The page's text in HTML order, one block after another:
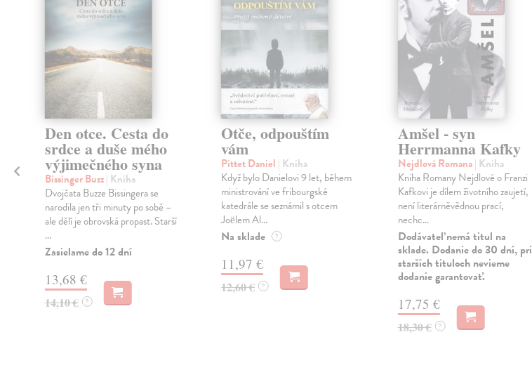
Den otce. Cesta do
srdce a duše mého
výjimečného syna
Bissinger Buzz| Kniha
Dvojčata Buzze Bissingera se
narodila jen tři minuty po sobě –
ale dělí je obrovská propast. Starší
...
Zasielame do 12 dní
13,68 €
14,10 € ?
Otče, odpouštím
vám
Pittet Daniel | Kniha
Když bylo Danielovi 9 let, během
ministrování ve fribourgské
katedrále se seznámil s otcem
Joëlem Al...
Na sklade ?
11,97 €
12,60 € ?
Amšel - syn
Herrmanna Kafky
Nejdlová Romana| Kniha
Kniha Romany Nejdlové o Franzi
Kafkovi je dílem životního zaujetí,
není literárněvědnou prací,
nechc...
Dodávateľ nemá titul na
sklade. Dodanie do 30 dní, pri
starších tituloch nevieme
dodanie garantovať.
17,75 €
18,30 € ?